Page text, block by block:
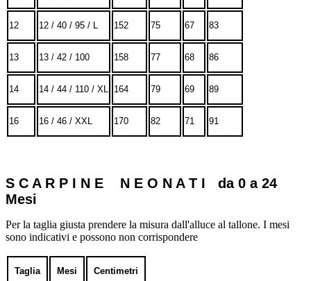
12 12 / 40 / 95 / L 152 75 67 83
13 13 / 42 / 100 158 77 68 86
14 14 / 44 / 110 / XL 164 79 69 89
16 16 / 46 / XXL 170 82 71 91
S C A R P I N E N E O N A T I da 0 a 24
Mesi
Per la taglia giusta prendere la misura dall'alluce al tallone. I mesi
sono indicativi e possono non corrispondere
Taglia Mesi Centimetri